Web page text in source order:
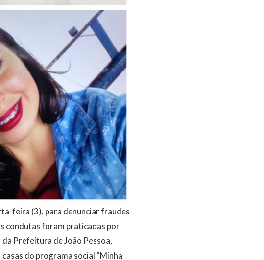
feira (3), para denunciar fraudes
condutas foram praticadas por
Prefeitura de João Pessoa,
do programa social “Minha